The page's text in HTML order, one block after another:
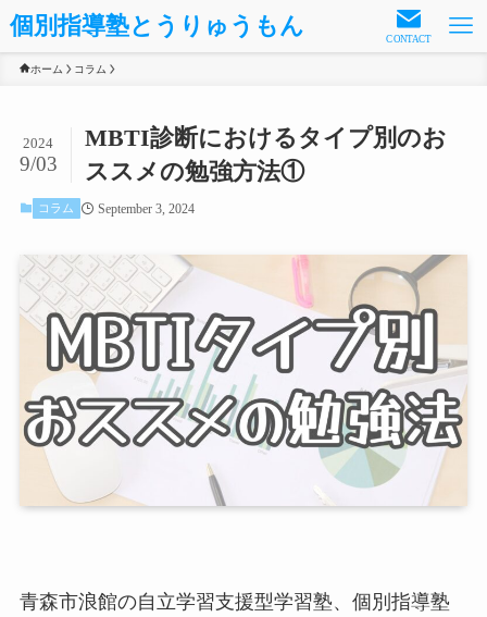
個別指導塾とうりゅうもん CONTACT
ホーム コラム
MBTI診断におけるタイプ別のお
ススメの勉強方法①
2024
9/03
コラム September 3, 2024
青森市浪館の自立学習支援型学習塾、個別指導塾